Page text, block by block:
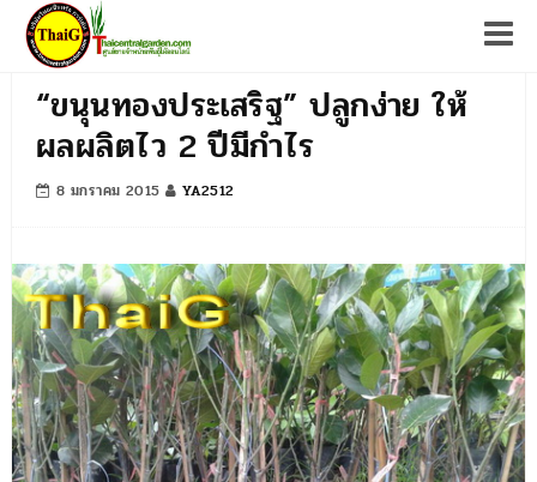
“ขนุนทองประเสริฐ” ปลูกง่าย ให้
ผลผลิตไว 2 ปีมีกำไร
8 มกราคม 2015 YA2512